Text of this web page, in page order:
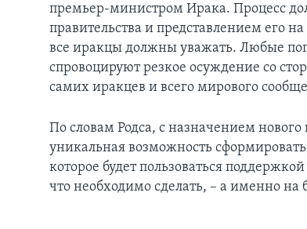
премьер-министром Ирака. Процесс
правительства и представлением его
все иракцы должны уважать. Любые
спровоцируют резкое осуждение со
самих иракцев и всего мирового
По словам Родса, с назначением
уникальная возможность
которое будет пользоваться
что необходимо сделать, – а именно на